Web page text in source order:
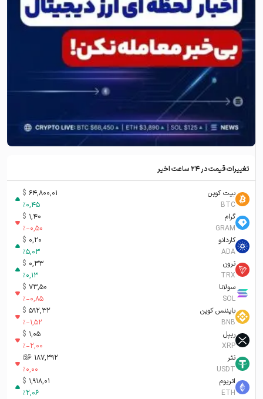
تغییرات قیمت در ۲۴ ساعت اخیر
بیت کوین
BTC
64,800,01
$
%0,45
گرام
GRAM
1,40
$
%-0,50
کاردانو
ADA
0,20
$
%5,03
ترون
TRX
0,33
$
%0,13
سولانا
SOL
73,50
$
%-0,85
بایننس کوین
BNB
592,32
$
%-1,52
ریپل
XRP
1,05
$
%-2,00
تتر
USDT
187,392 تومان-ء
%0,00
اتریوم
ETH
1,918,01
$
%2,06